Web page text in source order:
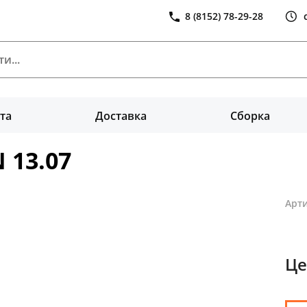
8 (8152) 78-29-28
Доставка Сборка
13.07